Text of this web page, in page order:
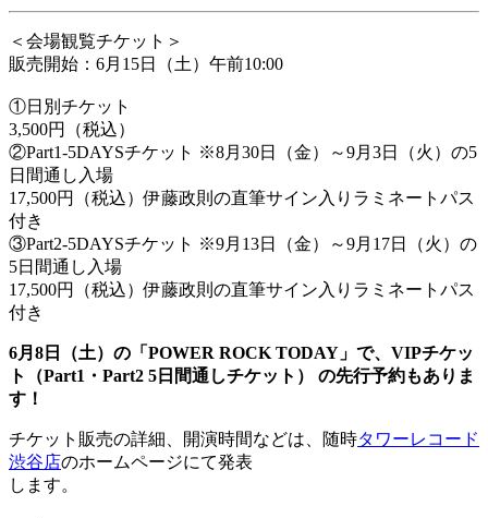
＜会場観覧チケット＞
販売開始：6月15日（土）午前10:00
①日別チケット
3,500円（税込）
②Part1-5DAYSチケット ※8月30日（金）～9月3日（火）の5
日間通し入場
17,500円（税込）伊藤政則の直筆サイン入りラミネートパス
付き
③Part2-5DAYSチケット ※9月13日（金）～9月17日（火）の
5日間通し入場
17,500円（税込）伊藤政則の直筆サイン入りラミネートパス
付き
6月8日（土）の「POWER ROCK TODAY」で、VIPチケッ
ト（Part1・Part2 5日間通しチケット） の先行予約もありま
す！
チケット販売の詳細、開演時間などは、随時タワーレコード
渋谷店のホームページにて発表
します。